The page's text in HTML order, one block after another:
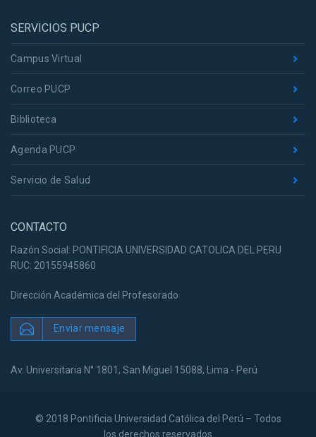
SERVICIOS PUCP
Campus Virtual
Correo PUCP
Biblioteca
Agenda PUCP
Servicio de Salud
CONTACTO
Razón Social: PONTIFICIA UNIVERSIDAD CATOLICA DEL PERU
RUC: 20155945860
Dirección Académica del Profesorado
Enviar mensaje
Av. Universitaria N° 1801, San Miguel 15088, Lima - Perú
© 2018 Pontificia Universidad Católica del Perú – Todos
los derechos reservados